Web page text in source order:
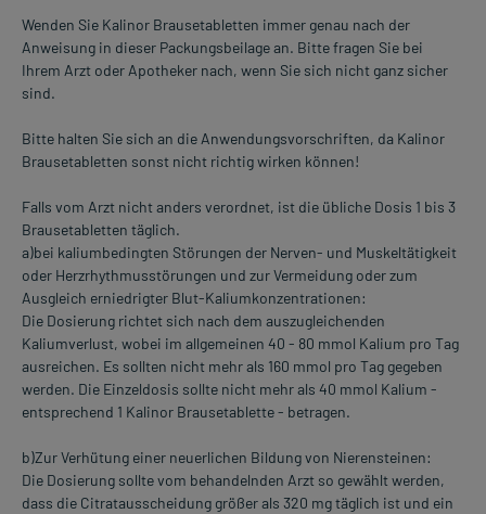
Wenden Sie Kalinor Brausetabletten immer genau nach der
Anweisung in dieser Packungsbeilage an. Bitte fragen Sie bei
Ihrem Arzt oder Apotheker nach, wenn Sie sich nicht ganz sicher
sind.
Bitte halten Sie sich an die Anwendungsvorschriften, da Kalinor
Brausetabletten sonst nicht richtig wirken können!
Falls vom Arzt nicht anders verordnet, ist die übliche Dosis 1 bis 3
Brausetabletten täglich.
a)bei kaliumbedingten Störungen der Nerven- und Muskeltätigkeit
oder Herzrhythmusstörungen und zur Vermeidung oder zum
Ausgleich erniedrigter Blut-Kaliumkonzentrationen:
Die Dosierung richtet sich nach dem auszugleichenden
Kaliumverlust, wobei im allgemeinen 40 - 80 mmol Kalium pro Tag
ausreichen. Es sollten nicht mehr als 160 mmol pro Tag gegeben
werden. Die Einzeldosis sollte nicht mehr als 40 mmol Kalium -
entsprechend 1 Kalinor Brausetablette - betragen.
b)Zur Verhütung einer neuerlichen Bildung von Nierensteinen:
Die Dosierung sollte vom behandelnden Arzt so gewählt werden,
dass die Citratausscheidung größer als 320 mg täglich ist und ein